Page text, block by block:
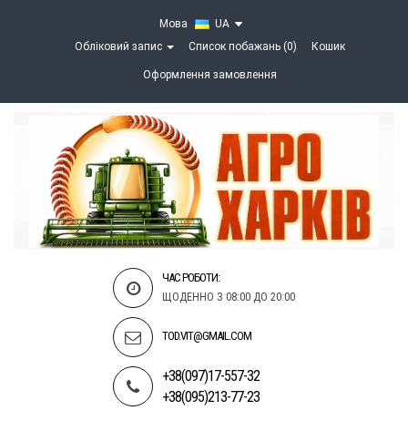
Мова
UA
Обліковий запис
Список побажань (0) Кошик
Оформлення замовлення
ЧАС РОБОТИ:
ЩОДЕННО З 08:00 ДО 20:00
TOD.VIT@GMAIL.COM
+38(097)17-557-32
+38(095)213-77-23